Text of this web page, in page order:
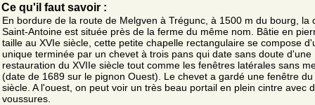
Ce qu'il faut savoir :
En bordure de la route de Melgven à Trégunc, à 1500 m du bourg, la
Saint-Antoine est située près de la ferme du même nom. Bâtie en
taille au XVIe siècle, cette petite chapelle rectangulaire se compose
unique terminée par un chevet à trois pans qui date sans doute d'une
restauration du XVIIe siècle tout comme les fenêtres latérales sans
(date de 1689 sur le pignon Ouest). Le chevet a gardé une fenêtre du
siècle. A l'ouest, on peut voir un très beau portail en plein cintre avec
voussures.